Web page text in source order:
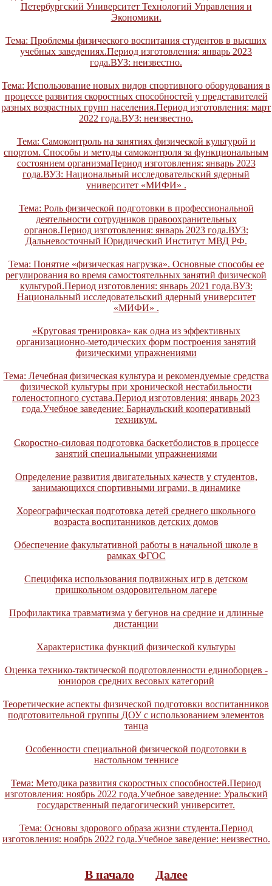
Петербургский Университет Технологий Управления и
Экономики.
Тема: Проблемы физического воспитания студентов в высших
учебных заведениях.Период изготовления: январь 2023
года.ВУЗ: неизвестно.
Тема: Использование новых видов спортивного оборудования в
процессе развития скоростных способностей у представителей
разных возрастных групп населения.Период изготовления: март
2022 года.ВУЗ: неизвестно.
Тема: Самоконтроль на занятиях физической культурой и
спортом. Способы и методы самоконтроля за функциональным
состоянием организмаПериод изготовления: январь 2023
года.ВУЗ: Национальный исследовательский ядерный
университет «МИФИ» .
Тема: Роль физической подготовки в профессиональной
деятельности сотрудников правоохранительных
органов.Период изготовления: январь 2023 года.ВУЗ:
Дальневосточный Юридический Институт МВД РФ.
Тема: Понятие «физическая нагрузка». Основные способы ее
регулирования во время самостоятельных занятий физической
культурой.Период изготовления: январь 2021 года.ВУЗ:
Национальный исследовательский ядерный университет
«МИФИ» .
«Круговая тренировка» как одна из эффективных
организационно-методических форм построения занятий
физическими упражнениями
Тема: Лечебная физическая культура и рекомендуемые средства
физической культуры при хронической нестабильности
голеностопного сустава.Период изготовления: январь 2023
года.Учебное заведение: Барнаульский кооперативный
техникум.
Скоростно-силовая подготовка баскетболистов в процессе
занятий специальными упражнениями
Определение развития двигательных качеств у студентов,
занимающихся спортивными играми, в динамике
Хореографическая подготовка детей среднего школьного
возраста воспитанников детских домов
Обеспечение факультативной работы в начальной школе в
рамках ФГОС
Специфика использования подвижных игр в детском
пришкольном оздоровительном лагере
Профилактика травматизма у бегунов на средние и длинные
дистанции
Характеристика функций физической культуры
Оценка технико-тактической подготовленности единоборцев -
юниоров средних весовых категорий
Теоретические аспекты физической подготовки воспитанников
подготовительной группы ДОУ с использованием элементов
танца
Особенности специальной физической подготовки в
настольном теннисе
Тема: Методика развития скоростных способностей.Период
изготовления: ноябрь 2022 года.Учебное заведение: Уральский
государственный педагогический университет.
Тема: Основы здорового образа жизни студента.Период
изготовления: ноябрь 2022 года.Учебное заведение: неизвестно.
В начало Далее